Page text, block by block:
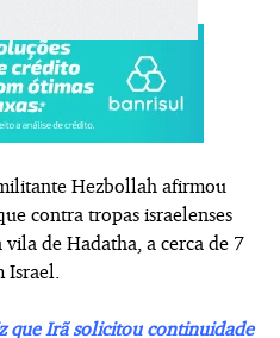
Hezbollah afirmou
contra tropas israelenses
de Hadatha, a cerca de 7
Israel.
que Irã solicitou continuidade